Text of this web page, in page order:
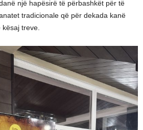
një hapësirë të përbashkët për të
tradicionale që për dekada kanë
treve.